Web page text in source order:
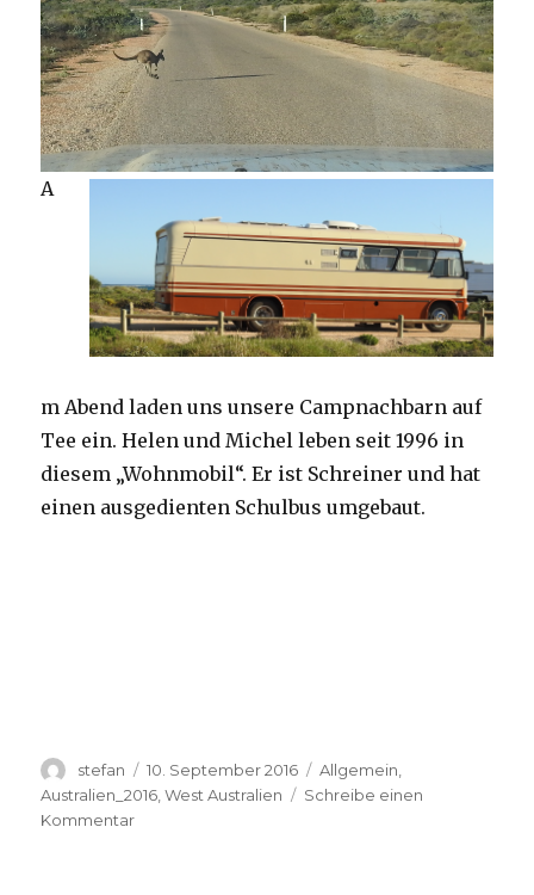
A
m Abend laden uns unsere Campnachbarn auf
Tee ein. Helen und Michel leben seit 1996 in
diesem „Wohnmobil“. Er ist Schreiner und hat
einen ausgedienten Schulbus umgebaut.
Autor
stefan
Veröffentlicht
am
10. September 2016 Kategorien
Allgemein
Australien_2016 ,West Australien
Schreibe einen
Kommentarzu